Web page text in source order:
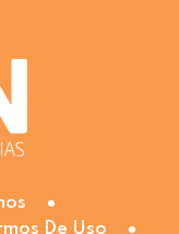
De Uso